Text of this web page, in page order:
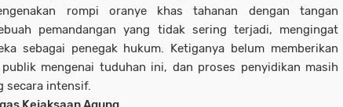
rompi oranye khas tahanan dengan tangan
pemandangan yang tidak sering terjadi, mengingat
sebagai penegak hukum. Ketiganya belum memberikan
mengenai tuduhan ini, dan proses penyidikan masih
secara intensif.